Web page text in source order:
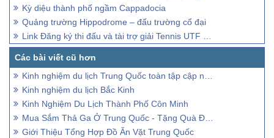
Kỳ diệu thành phố ngầm Cappadocia
Quảng trường Hippodrome – đấu trường cổ đại
Link Đăng ký thi đấu và tài trợ giải Tennis UTF Cup 2023.
Kinh nghiệm du lịch Trung Quốc toàn tập cập nhật mới nhất
Kinh nghiệm du lịch Bắc Kinh
Kinh Nghiệm Du Lịch Thành Phố Côn Minh
Mua Sắm Thả Ga Ở Trung Quốc - Tặng Quà Độc Đáo
Giới Thiệu Tổng Hợp Đồ Ăn Vặt Trung Quốc